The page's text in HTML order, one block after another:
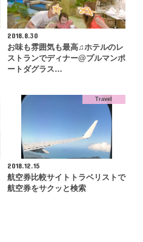
2018.8.30
お味も雰囲気も最高♫ホテルのレ
ストランでディナー@プルマンポ
ートダグラス…
Travel
2018.12.15
航空券比較サイトトラベリストで
航空券をサクッと検索